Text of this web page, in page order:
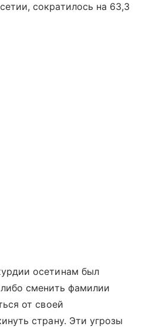
сократилось на 63,3
осетинам был
сменить фамилии
от своей
страну. Эти угрозы